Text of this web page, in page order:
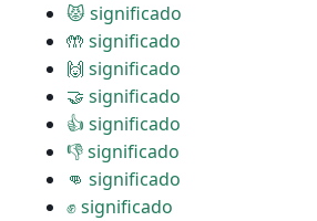
😾 significado
🤲 significado
🙌 significado
🤝 significado
👍 significado
👎 significado
👊 significado
✊ significado